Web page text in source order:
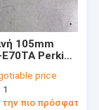
105mm
Perkins
Excavaotr
price
1
πιο πρόσφατη